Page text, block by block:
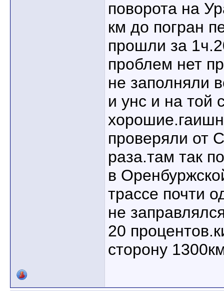
поворота на
км до погран
прошли за
проблем нет
не заполняли
и унс и на той
проверяли от
раза.там так
в
трассе почти
не
20
сторону